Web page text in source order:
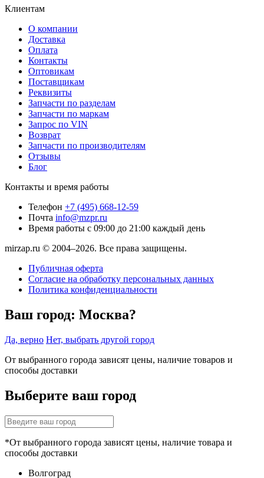
Клиентам
О компании
Доставка
Оплата
Контакты
Оптовикам
Поставщикам
Реквизиты
Запчасти по разделам
Запчасти по маркам
Запрос по VIN
Возврат
Запчасти по производителям
Отзывы
Блог
Контакты и время работы
Телефон +7 (495) 668-12-59
Почта info@mzpr.ru
Время работы с 09:00 до 21:00 каждый день
mirzap.ru © 2004–2026. Все права защищены.
Публичная оферта
Согласие на обработку персональных данных
Политика конфиденциальности
Ваш город: Москва?
Да, верно Нет, выбрать другой город
От выбранного города зависят цены, наличие товаров и
способы доставки
Выберите ваш город
*От выбранного города зависят цены, наличие товара и
способы доставки
Волгоград